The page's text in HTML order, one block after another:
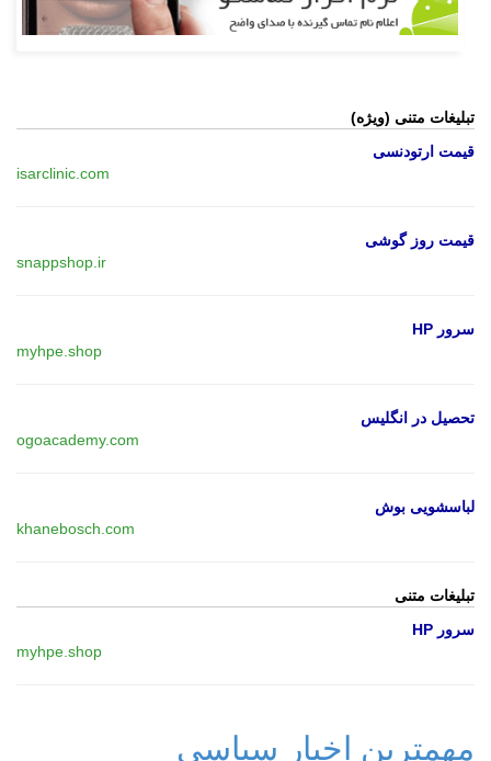
تبلیغات متنی (ویژه)
قیمت ارتودنسی
isarclinic.com
قیمت روز گوشی
snappshop.ir
سرور HP
myhpe.shop
تحصیل در انگلیس
ogoacademy.com
لباسشویی بوش
khanebosch.com
تبلیغات متنی
سرور HP
myhpe.shop
مهمترین اخبار سیاسی